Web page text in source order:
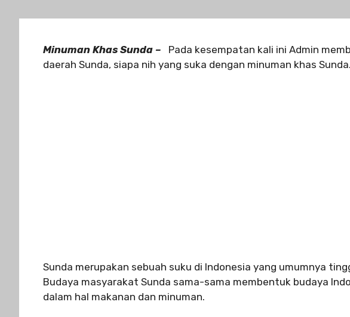
Minuman Khas Sunda – Pada kesempatan kali ini Admin
daerah Sunda, siapa nih yang suka dengan minuman khas Sunda.
Sunda merupakan sebuah suku di Indonesia yang umumnya
Budaya masyarakat Sunda sama-sama membentuk budaya
dalam hal makanan dan minuman.